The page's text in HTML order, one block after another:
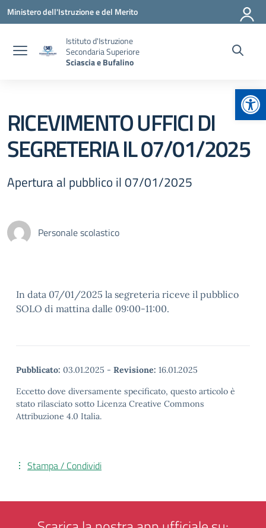
Vai ai contenuti
Vai al menu di navigazione
Vai al footer
Ministero dell'Istruzione e del Merito
Istituto d'Istruzione
Secondaria Superiore
Sciascia e Bufalino
RICEVIMENTO UFFICI DI
SEGRETERIA IL 07/01/2025
Apertura al pubblico il 07/01/2025
Personale scolastico
In data 07/01/2025 la segreteria riceve il pubblico
SOLO di mattina dalle 09:00-11:00.
Pubblicato: 03.01.2025 - Revisione: 16.01.2025
Eccetto dove diversamente specificato, questo articolo è
stato rilasciato sotto Licenza Creative Commons
Attribuzione 4.0 Italia.
Stampa / Condividi